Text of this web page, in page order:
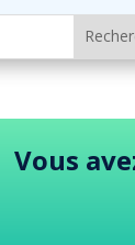
Vous